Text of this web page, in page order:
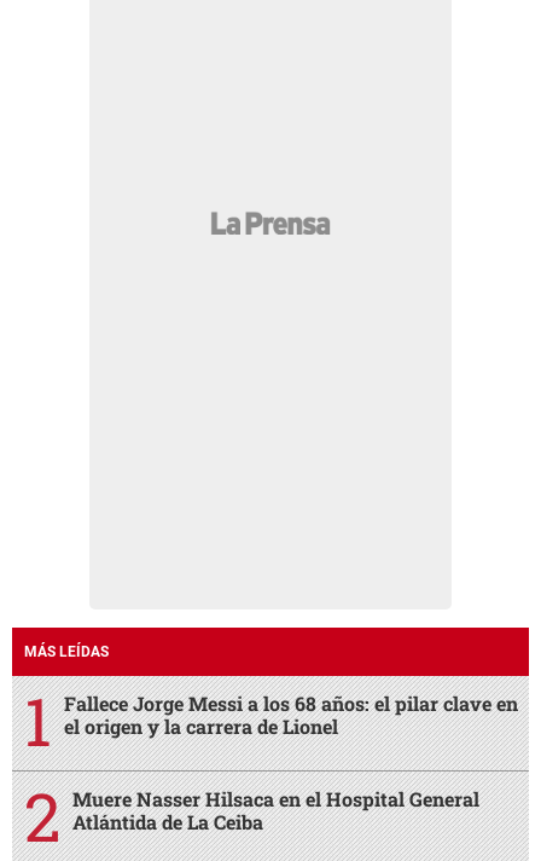
MÁS LEÍDAS
Fallece Jorge Messi a los 68 años: el pilar clave en
el origen y la carrera de Lionel
Muere Nasser Hilsaca en el Hospital General
Atlántida de La Ceiba